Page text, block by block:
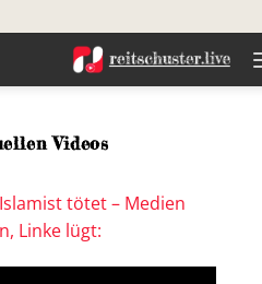
Videos
tötet – Medien
Linke lügt: